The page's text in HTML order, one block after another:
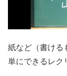
紙など（書ける
単にできるレク